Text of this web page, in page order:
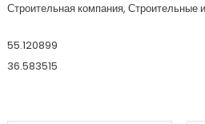
Строительная компания, Строительные
55.120899
36.583515